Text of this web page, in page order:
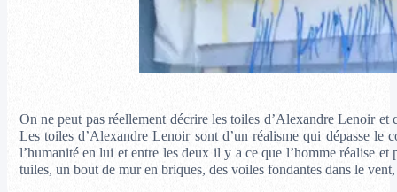
On ne peut pas réellement décrire les toiles d’Alexandre Lenoir et
Les toiles d’Alexandre Lenoir sont d’un réalisme qui dépasse le
l’humanité en lui et entre les deux il y a ce que l’homme réalise et
tuiles, un bout de mur en briques, des voiles fondantes dans le